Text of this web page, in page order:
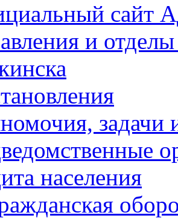
сайт
и
задачи
населения